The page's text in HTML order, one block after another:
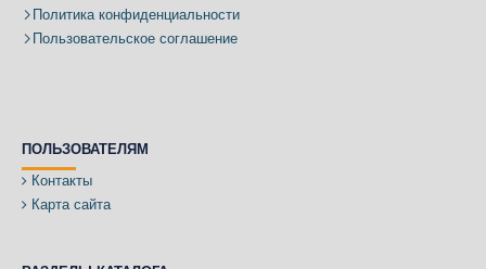
Политика конфиденциальности
Пользовательское соглашение
ПОЛЬЗОВАТЕЛЯМ
Контакты
Карта сайта